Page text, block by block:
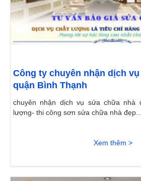
Công ty chuyên nhận dịch
quận Bình Thạnh
chuyên nhận dịch vụ sửa chữa nhà
lượng- thi công sơn sửa chữa nhà đẹp...
Xem thêm >